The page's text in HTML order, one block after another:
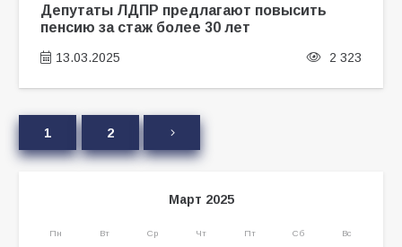
Депутаты ЛДПР предлагают повысить
пенсию за стаж более 30 лет
13.03.2025 2 323
1 2
Март 2025
Пн Вт Ср Чт Пт Сб Вс